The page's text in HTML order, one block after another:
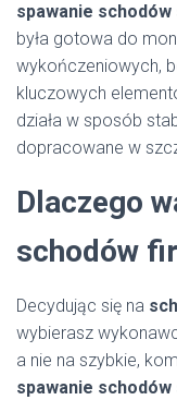
spawanie schodów
była gotowa do
wykończeniowych,
kluczowych
działa w sposób
dopracowane w
Dlaczego
schodów
Decydując się na
wybierasz
a nie na szybkie,
spawanie schodów